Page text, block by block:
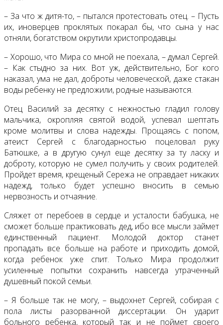
– За что ж дитя-то, – пытался протестовать отец. – Пусть
их, иноверцев проклятых покарал бы, что сына у нас
отняли, богатством окрутили христопродавцы.
– Хорошо, что Мира со мной не поехала, – думал Сергей.
– Как стыдно за них. Вот уж, действительно, Бог кого
наказал, ума не дал, доброты человеческой, даже стакан
воды ребенку не предложили, родные называются.
Отец Василий за десятку с нежностью гладил голову
мальчика, окропляя святой водой, успевал шептать
кроме молитвы и слова надежды. Прощаясь с попом,
атеист Сергей с благодарностью поцеловал руку
Батюшке, а в другую сунул еще десятку за ту ласку и
доброту, которую не сумел получить у своих родителей.
Пройдет время, крещеный Сережа не оправдает никаких
надежд, только будет успешно вносить в семью
нервозность и отчаяние.
Сляжет от перебоев в сердце и усталости бабушка, не
сможет больше практиковать дед, ибо все мысли займет
единственный пациент. Молодой доктор станет
пропадать все больше на работе и приходить домой,
когда ребенок уже спит. Только Мира продолжит
усиленные попытки сохранить навсегда утраченный
душевный покой семьи.
– Я больше так не могу, – выдохнет Сергей, собирая с
пола листы разорванной диссертации. Он ударит
больного ребенка, который так и не поймет своего